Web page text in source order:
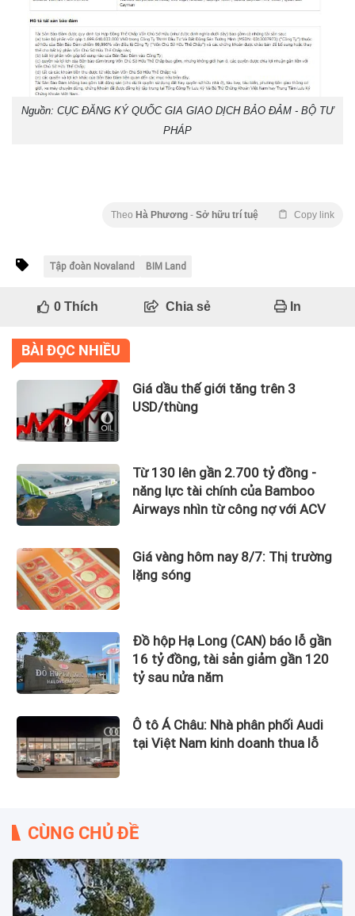
Nguồn: CỤC ĐĂNG KÝ QUỐC GIA GIAO DỊCH BẢO ĐẢM - BỘ TƯ
PHÁP
Theo Hà Phương - Sở hữu trí tuệ Copy link
Tập đoàn Novaland BIM Land
0Thích Chia sẻ In
BÀI ĐỌC NHIỀU
Giá dầu thế giới tăng trên 3
USD/thùng
Từ 130 lên gần 2.700 tỷ đồng -
năng lực tài chính của Bamboo
Airways nhìn từ công nợ với ACV
Giá vàng hôm nay 8/7: Thị trường
lặng sóng
Đồ hộp Hạ Long (CAN) báo lỗ gần
16 tỷ đồng, tài sản giảm gần 120
tỷ sau nửa năm
Ô tô Á Châu: Nhà phân phối Audi
tại Việt Nam kinh doanh thua lỗ
CÙNG CHỦ ĐỀ